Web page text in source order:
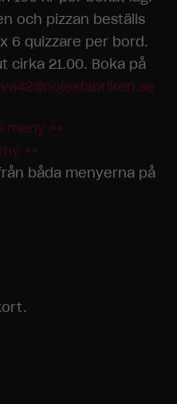
och pizzan beställs
6 quizzare per bord.
cirka 21.00. Boka på
meny >>
>>
båda menyerna på